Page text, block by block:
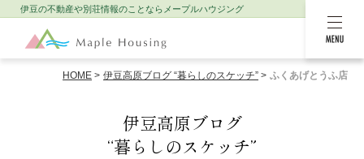
MENU
伊豆の不動産や別荘情報のことなら メープルハウジング
HOME 伊豆高原ブログ “暮らしのスケッチ” ふくあげとうふ店
伊豆高原ブログ
“暮らしのスケッチ”